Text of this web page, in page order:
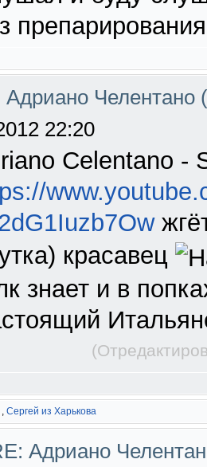
Адриано Челентано
22:20
Celentano -
красавец
знает и в
, Сергей из Харькова
Адриано